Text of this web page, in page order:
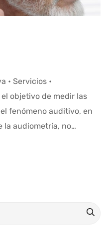
• Servicios •
objetivo de medir las
fenómeno auditivo, en
la audiometría, no…